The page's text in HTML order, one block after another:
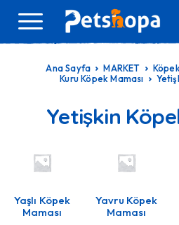
Ana Sayfa MARKET Köpek
Kuru Köpek Maması
Yetişkin
Yaşlı Köpek
Maması
Yavru Köpek
Maması